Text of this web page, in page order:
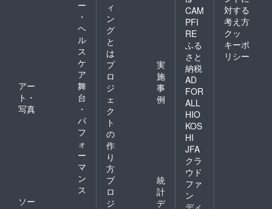
ー
・
ヘ
ル
ス
ケ
ア
アー
ト・
写真
舞
台
・
パ
フ
ォ
ー
マ
ン
ス
ソー
ィ
ン
グ
と
は
プ
ロ
ジ
ェ
ク
ト
の
作
り
方
実
施
事
例
プ
ロ
ジ
統
計
デ
CAM
PFI
RE
ふる
さと
納税
AD
FOR
ALL
HIO
KOS
HI
JFA
クラ
ウド
ファ
ン
ディ
対する
考え方
クッ
キーポ
リシー